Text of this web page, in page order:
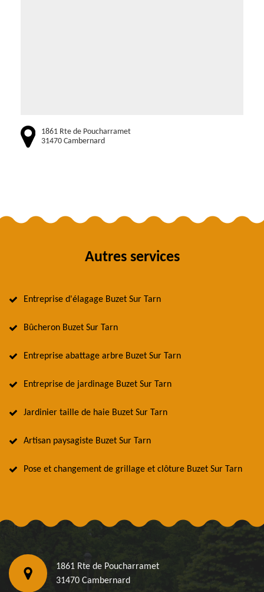
1861 Rte de Poucharramet
31470 Cambernard
Autres services
Entreprise d'élagage Buzet Sur Tarn
Bûcheron Buzet Sur Tarn
Entreprise abattage arbre Buzet Sur Tarn
Entreprise de jardinage Buzet Sur Tarn
Jardinier taille de haie Buzet Sur Tarn
Artisan paysagiste Buzet Sur Tarn
Pose et changement de grillage et clôture Buzet Sur Tarn
1861 Rte de Poucharramet
31470 Cambernard